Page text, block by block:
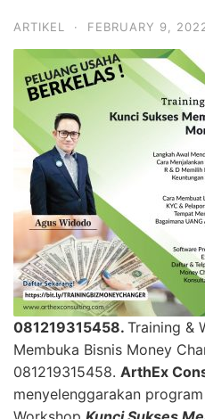
ARTIKEL · FEBRUARY 9,
081219315458. Training &
Membuka Bisnis Money
081219315458. ArthEx
menyelenggarakan